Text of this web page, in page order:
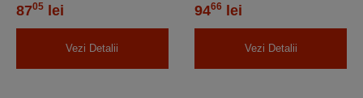
8705lei
Vezi Detalii
9466 lei
Vezi Detalii